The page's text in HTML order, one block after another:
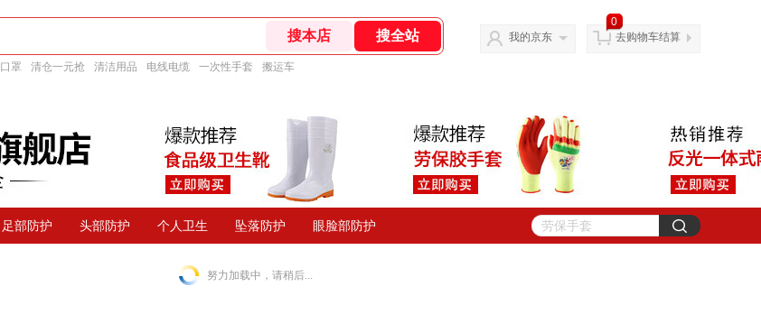
口罩 清仓一元抢 清洁用品 电线电缆 一次性手套 搬运车
我的京东
0
去购物车结算
足部防护 头部防护 个人卫生 坠落防护 眼脸部防护
努力加载中，请稍后...